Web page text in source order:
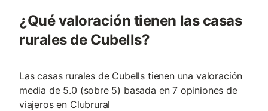
¿Qué valoración tienen las casas
rurales de Cubells?
Las casas rurales de Cubells tienen una valoración
media de 5.0 (sobre 5) basada en 7 opiniones de
viajeros en Clubrural